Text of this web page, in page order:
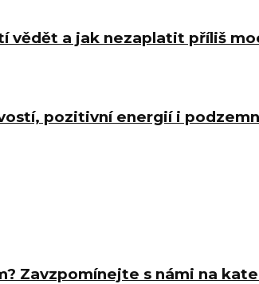
vědět a jak nezaplatit příliš
pozitivní energií i
Zavzpomínejte s námi na